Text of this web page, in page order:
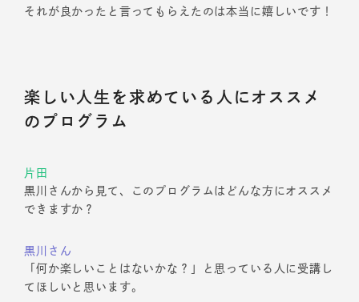
それが良かったと言ってもらえたのは本当に嬉しいです！
楽しい人生を求めている人にオススメ
のプログラム
片田
黒川さんから見て、このプログラムはどんな方にオススメ
できますか？
黒川さん
「何か楽しいことはないかな？」と思っている人に受講し
てほしいと思います。